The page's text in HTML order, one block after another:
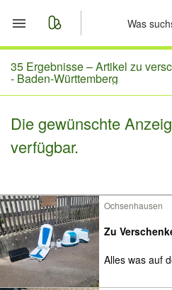
Start
Merkliste
Nachrichten
35 Ergebnisse –Artikel zu
- Baden-Württemberg
Die gewünschte
verfügbar.
Ochsenhausen
Zu
Alles was auf